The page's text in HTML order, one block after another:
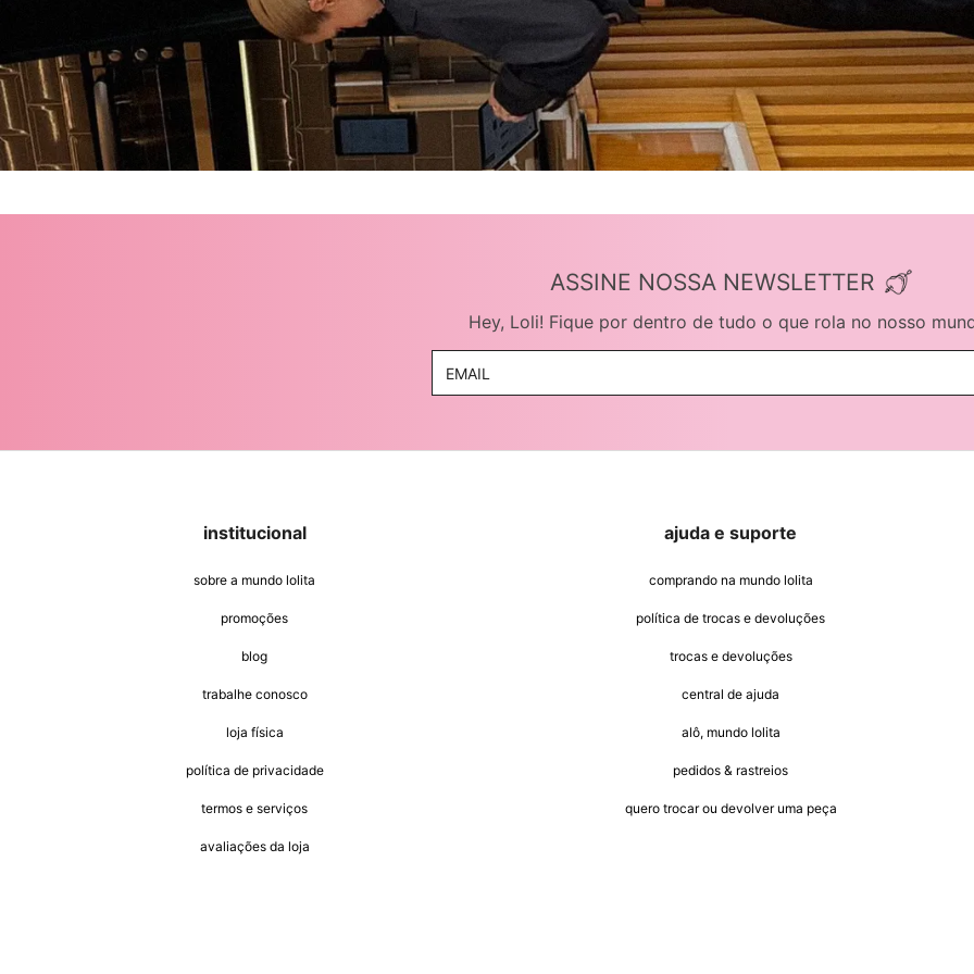
casacos e jaquetas
jeans
all black
ASSINE NOSSA NEWSLETTER
Hey, Loli! Fique por dentro de tudo o que rola no nosso
institucional
sobre a mundo lolita
promoções
blog
trabalhe conosco
loja física
política de privacidade
termos e serviços
avaliações da loja
ajuda e suporte
comprando na mundo lolita
política de trocas e devoluções
trocas e devoluções
central de ajuda
alô, mundo lolita
pedidos & rastreios
quero trocar ou devolver uma peça